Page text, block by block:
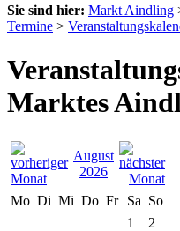
Sie sind hier: Markt Aindling
Termine >
Marktes
August
2026
Mo Di Mi Do Fr Sa So
1
2